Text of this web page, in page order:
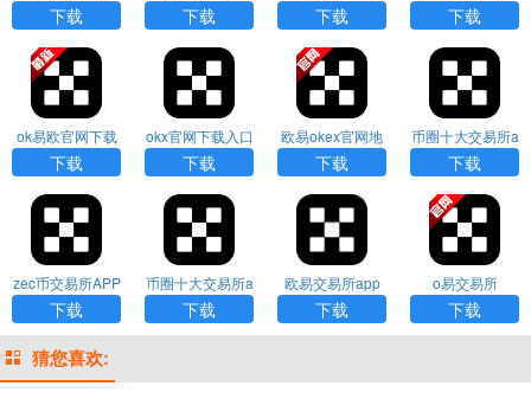
网版app下载
下载 下载
下载
下载
载
下载
ok易欧官网下载
下载
okx官网下载入口
下载
欧易okex官网地
址
下载
币圈十大交易所a
pp下载
下载
zec币交易所APP
下载
下载
币圈十大交易所a
pp下载
下载
欧易交易所app
官网最新版下载
下载
o易交易所
下载
猜您喜欢: